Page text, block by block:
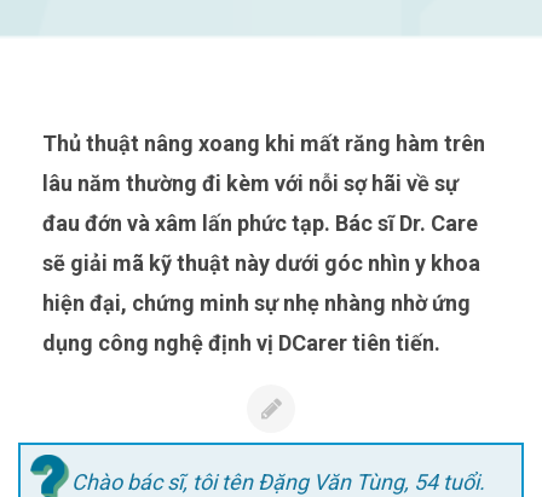
Thủ thuật nâng xoang khi mất răng hàm trên
lâu năm thường đi kèm với nỗi sợ hãi về sự
đau đớn và xâm lấn phức tạp. Bác sĩ Dr. Care
sẽ giải mã kỹ thuật này dưới góc nhìn y khoa
hiện đại, chứng minh sự nhẹ nhàng nhờ ứng
dụng công nghệ định vị DCarer tiên tiến.
Chào bác sĩ, tôi tên Đặng Văn Tùng, 54 tuổi.